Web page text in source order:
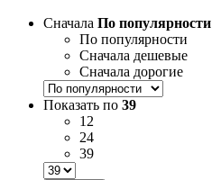
Сначала По популярности
По популярности
Сначала дешевые
Сначала дорогие
Показать по 39
12
24
39